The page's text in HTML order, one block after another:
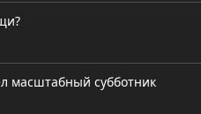
масштабный субботник